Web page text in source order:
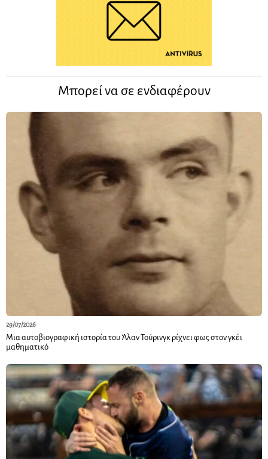
Μπορεί να σε ενδιαφέρουν
29/07/2026
Μια αυτοβιογραφική ιστορία του Άλαν Τούρινγκ ρίχνει φως στον γκέι
μαθηματικό